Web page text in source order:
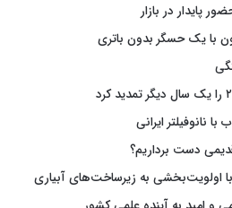
پایدار در بازار
با یک حسگر بدون باتری
دست برداریم؟
اولویت‌بخشی به زیرساخت‌های آبیاری